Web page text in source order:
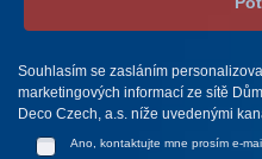
Souhlasím se zasláním
marketingových informací ze sítě
Deco Czech, a.s. níže uvedenými
Ano, kontaktujte mne prosím e-